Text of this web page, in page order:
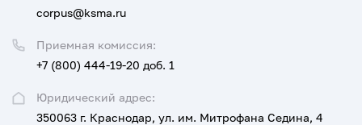
Юридический адрес:
350063 г. Краснодар, ул. им. Митрофана Седина, 4
Приемная комиссия:
+7 (800) 444-19-20 доб. 1
corpus@ksma.ru